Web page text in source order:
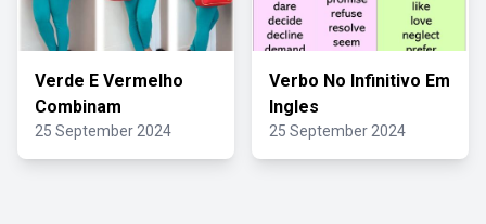
Verde E Vermelho
Combinam
25 September 2024
Verbo No Infinitivo Em
Ingles
25 September 2024